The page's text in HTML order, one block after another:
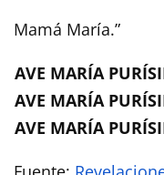
Mamá María.”
AVE MARÍA
AVE MARÍA
AVE MARÍA